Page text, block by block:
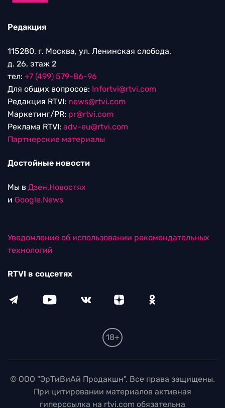
Редакция
115280, г. Москва, ул. Ленинская слобода,
д. 26, этаж 2
тел: +7 (499) 579-86-96
Для общих вопросов: Infortvi@rtvi.com
Редакция RTVI: news@rtvi.com
Маркетинг/PR: pr@rtvi.com
Реклама RTVI: adv-eu@rtvi.com
Партнерские материалы
Достойные новости
Мы в Дзен.Новостях
и Google.News
Уведомление об использовании рекомендательных
технологий
RTVI в соцсетях
18+
© ООО "ЭрТиВиАй Продакшн". Все права защищены.
При цитировании материалов активная
гиперссылка на rtvi.com обязательна